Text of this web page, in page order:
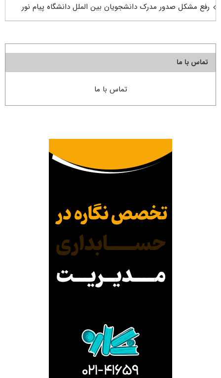
رفع مشکل صدور مدرک دانشجویان بین الملل دانشگاه پیام نور
تماس با ما
تماس با ما